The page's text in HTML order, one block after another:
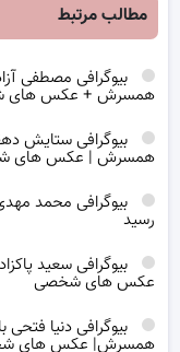
مطالب مرتبط
بیوگرافی مصطفی
همسرش + عکس های
بیوگرافی ستایش
همسرش | عکس های
بیوگرافی محمد
رسید
بیوگرافی سعید
عکس های شخصی
بیوگرافی دنیا
همسرش| عکس های